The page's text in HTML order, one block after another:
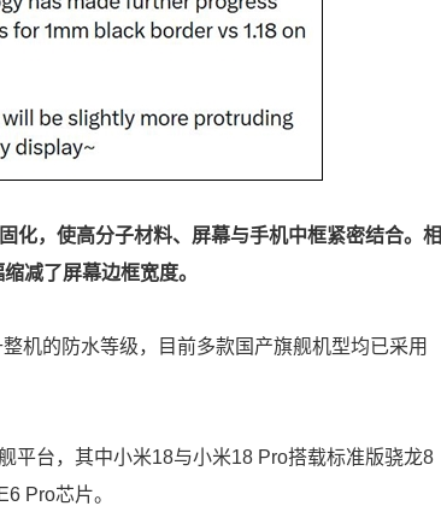
化，使高分子材料、屏幕与手机中框紧密结合。相
减了屏幕边框宽度。
机的防水等级，目前多款国产旗舰机型均已采用
平台，其中小米18与小米18 Pro搭载标准版骁龙8
Pro芯片。